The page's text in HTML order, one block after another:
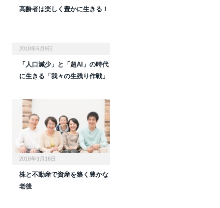
高齢者は楽しく豊かに生きる！
2018年6月9日
「人口減少」と「超AI」の時代
に生きる「我々の生残り作戦」
2018年3月18日
株と不動産で資産を築く豊かな
老後